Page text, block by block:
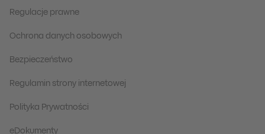
Regulacje prawne
Ochrona danych osobowych
Bezpieczeństwo
Regulamin strony internetowej
Polityka Prywatności
eDokumenty